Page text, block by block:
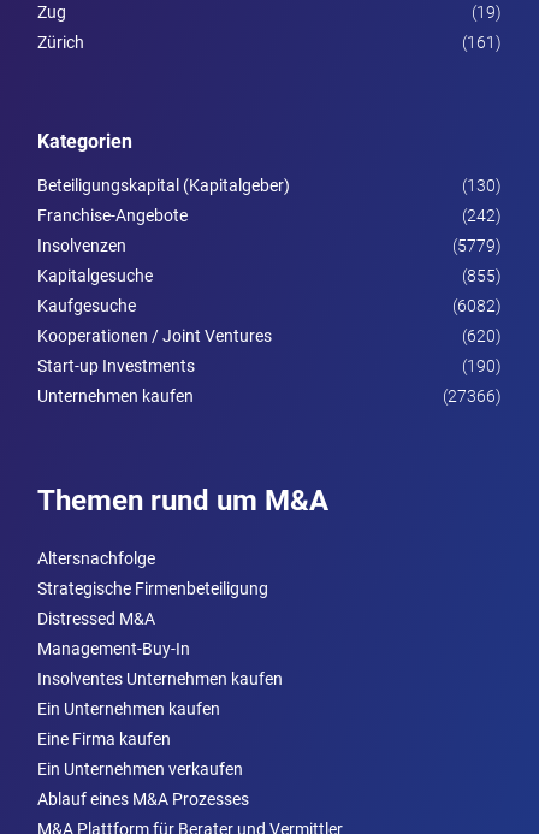
Zug
(19)
Zürich
(161)
Kategorien
Beteiligungskapital (Kapitalgeber)
(130)
Franchise-Angebote
(242)
Insolvenzen
(5779)
Kapitalgesuche
(855)
Kaufgesuche
(6082)
Kooperationen / Joint Ventures
(620)
Start-up Investments
(190)
Unternehmen kaufen
(27366)
Themen rund um M&A
Altersnachfolge
Strategische Firmenbeteiligung
Distressed M&A
Management-Buy-In
Insolventes Unternehmen kaufen
Ein Unternehmen kaufen
Eine Firma kaufen
Ein Unternehmen verkaufen
Ablauf eines M&A Prozesses
M&A Plattform für Berater und Vermittler